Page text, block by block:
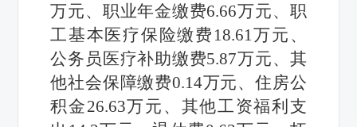
万元、 职业年金缴费6.66万元、 职
工基本医疗保险缴费 18.61万元 、
公务员医疗补助缴费5.87万元、 其
他社会保障缴费0.14万元、住房公
积金26.63万元 、 其他工资福利支